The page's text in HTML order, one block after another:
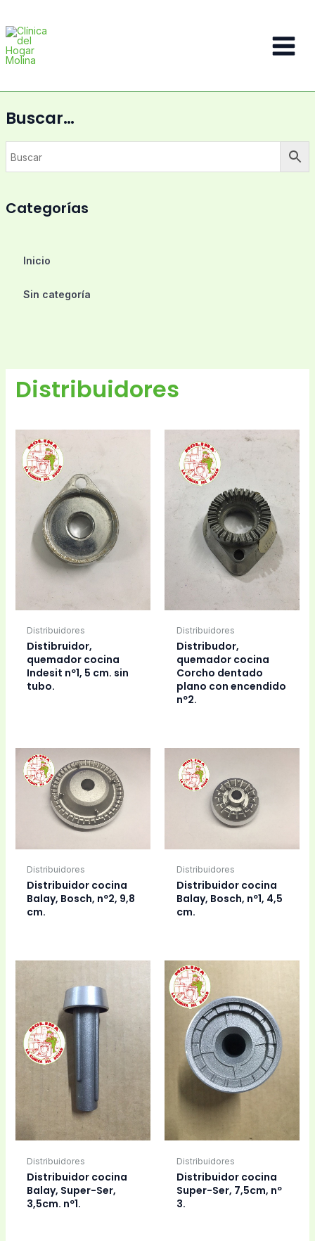
contenido
Main
Buscar…
Categorías
Inicio
Sin categoría
Distribuidores
Distribuidores
Distibruidor,
quemador cocina
Indesit nº1, 5 cm. sin
tubo.
Distribuidores
Distribudor,
quemador cocina
Corcho dentado
plano con encendido
nº2.
Distribuidores
Distribuidor cocina
Balay, Bosch, nº2, 9,8
cm.
Distribuidores
Distribuidor cocina
Balay, Bosch, nº1, 4,5
cm.
Distribuidores
Distribuidor cocina
Balay, Super-Ser,
3,5cm. nº1.
Distribuidores
Distribuidor cocina
Super-Ser, 7,5cm, nº
3.